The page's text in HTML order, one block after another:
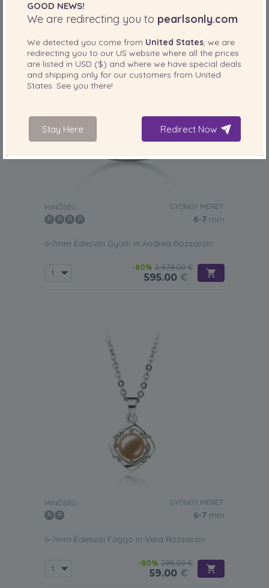
MINŐSÉG: GYÖNGY MÉRET:
6-7 mm
6-7mm Édesvízi Gyuru in Andrea Rózsaszín
-80% 2,979.00 €
595.00 €
MINŐSÉG: GYÖNGY MÉRET:
6-7 mm
6-7mm Édesvízi Függo in Vera Rózsaszín
-80% 295.00 €
59.00 €
GOOD NEWS!
We are redirecting you to pearlsonly.com
We detected you come from United States, we are
redirecting you to our US website where all the prices
are listed in USD ($) and where we have special deals
and shipping only for our customers from United
States. See you there!
Stay Here Redirect Now